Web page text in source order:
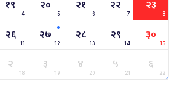
- Mar 8, 2027
७ महिना बाँकी
Mar 9, 2027
७ महिना बाँकी
१९
4
२०
5
२१
6
२२
7
२३
8
२६
11
२७
12
२८
13
२९
14
३०
15
२
18
३
19
४
20
५
21
६
22